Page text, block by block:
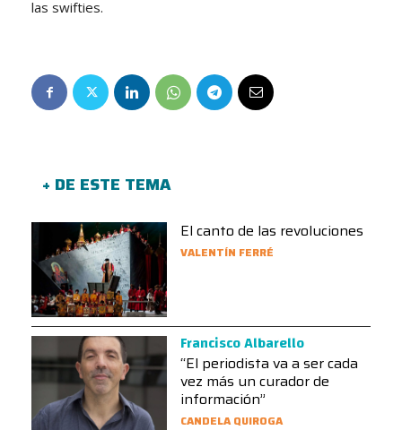
las swifties.
+ DE ESTE TEMA
El canto de las revoluciones
VALENTÍN FERRÉ
Francisco Albarello
“El periodista va a ser cada
vez más un curador de
información”
CANDELA QUIROGA